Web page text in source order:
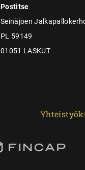
Postitse
Seinäjoen
PL 59149
01051 LASKUT